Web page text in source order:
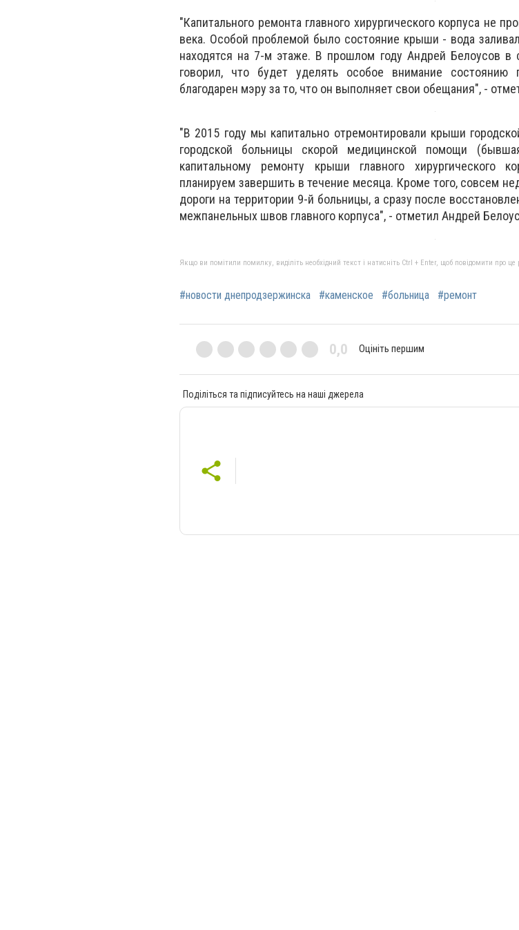
"Капитального ремонта главного хирургического корпуса не
века. Особой проблемой было состояние крыши - вода
находятся на 7-м этаже. В прошлом году Андрей Белоусов в
говорил, что будет уделять особое внимание состоянию
благодарен мэру за то, что он выполняет свои обещания", -
"В 2015 году мы капитально отремонтировали крыши
городской больницы скорой медицинской помощи
капитальному ремонту крыши главного хирургического
планируем завершить в течение месяца. Кроме того, совсем
дороги на территории 9-й больницы, а сразу после
межпанельных швов главного корпуса", - отметил Андрей
Якщо ви помітили помилку, виділіть необхідний текст і натисніть Ctrl + Enter, щоб повідомити про це
#новости днепродзержинска #каменское #больница #ремонт
0,0 Оцініть першим
Поділіться та підписуйтесь на наші джерела